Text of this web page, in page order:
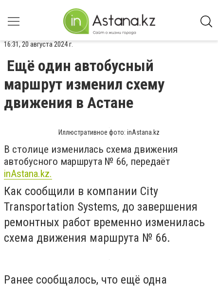
16:31, 20 августа 2024 г.
Ещё один автобусный
маршрут изменил схему
движения в Астане
Иллюстративное фото: inAstana.kz
В столице изменилась схема движения
автобусного маршрута № 66, передаёт
inАstana.kz.
Как сообщили в компании City
Transportation Systems, до завершения
ремонтных работ временно изменилась
схема движения маршрута № 66.
Ранее сообщалось, что ещё одна